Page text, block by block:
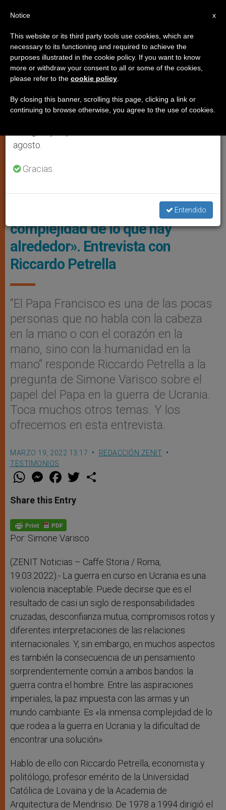
TESTIMONIOS
En Ucrania la guerra es contra el
complejidad de lo que hay
alrededor». Entrevista con
Riccardo Petrella
“El Papa Francisco es una de las pocas
personas que no habla con la cabeza
en la mano o con el corazón en la
mano, sino con la humanidad en la
mano” responde Riccardo Petrella a la
pregunta de Simone Varisco sobre el
papel del Papa en la guerra de Ucrania.
Toca muchos otros temas. Y los
ofrecemos en esta entrevista.
MARZO 19, 2022 13:17
REDACCIÓN ZENIT
TESTIMONIOS
W
t
s
p
p
M
e
s
e
g
e
r
F
a
e
b
o
k
w
Share this Entry
Por: Simone Varisco
(ZENIT Noticias – Caffe Storia / Roma,
19.03.2022).- La guerra en curso en Ucrania es una
violencia inaceptable. Puede decirse que es el
resultado de casi un siglo de responsabilidades
cruzadas, desconfianza mutua, compromisos rotos y
diferentes interpretaciones de las relaciones
internacionales. Y, sin embargo, en muchos aspectos
es también la consecuencia de un pensamiento
sorprendentemente común a ambos bandos: la
guerra contra el hombre. Entre las aspiraciones
imperiales, la paz impuesta con las armas y un
mundo cambiante. Es «la inmensa complejidad de lo
que rodea a la guerra en Ucrania y la dificultad de
encontrar una solución».
Hablo de ello con Riccardo Petrella, economista y
politólogo, profesor emérito de la Universidad
Católica de Lovaina y de la Academia de
Arquitectura de Mendrisio. De 1978 a 1994 dirigió el
×
Aviso importante
Del 27 de julio al 7 de agosto haremos la pausa
anual, aprovechando que en el periodo de verano
se generan menos informaciones y también el
agosto.
Gracias.
Entendido
x
Notice
This website or its third party tools use cookies, which are
necessary to its functioning and required to achieve the
purposes illustrated in the cookie policy. If you want to know
more or withdraw your consent to all or some of the cookies,
please refer to the cookie policy
By closing this banner, scrolling this page, clicking a link or
continuing to browse otherwise, you agree to the use of cookies.